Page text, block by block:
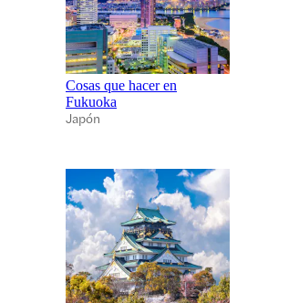
Cosas que hacer en
Fukuoka
Japón